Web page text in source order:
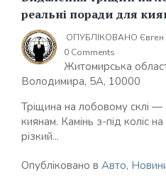
реальні поради для
ОПУБЛІКОВАНО
0 Comments
Житомирська
Володимира, 5А, 10000
Тріщина на лобовому склі —
киянам. Камінь з-під коліс
різкий...
Опубліковано в Авто,